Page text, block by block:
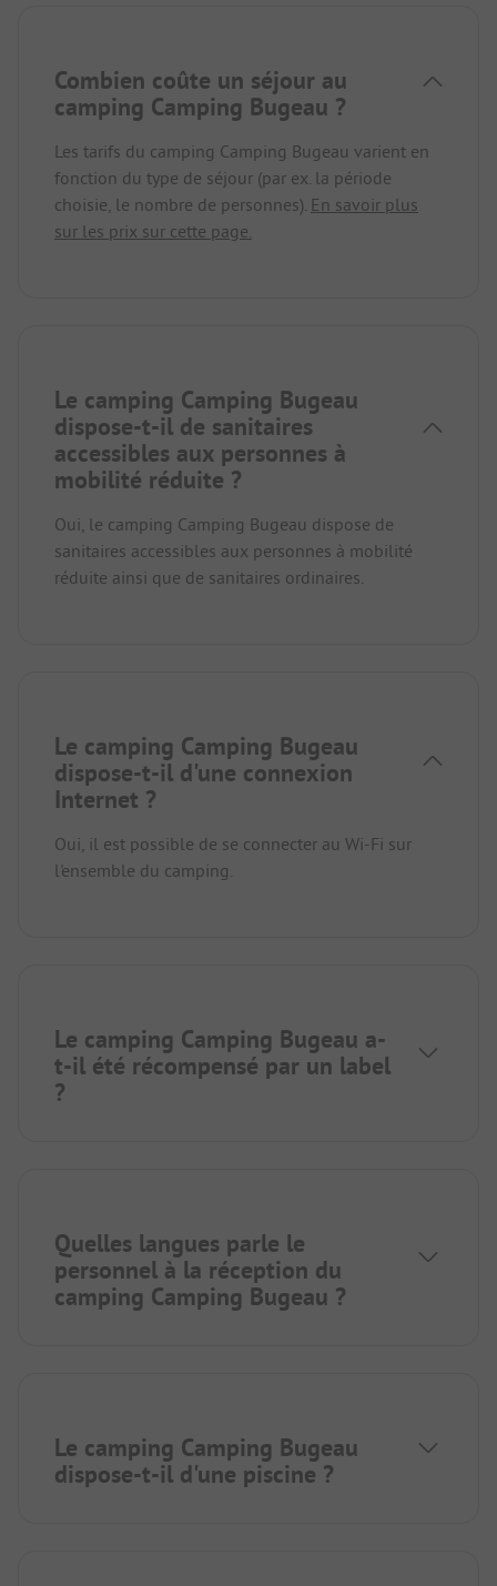
Combien coûte un séjour au
camping Camping Bugeau ?
Les tarifs du camping Camping Bugeau varient en
fonction du type de séjour (par ex. la période
choisie, le nombre de personnes). En savoir plus
sur les prix sur cette page.
Le camping Camping Bugeau
dispose-t-il de sanitaires
accessibles aux personnes à
mobilité réduite ?
Oui, le camping Camping Bugeau dispose de
sanitaires accessibles aux personnes à mobilité
réduite ainsi que de sanitaires ordinaires.
Le camping Camping Bugeau
dispose-t-il d'une connexion
Internet ?
Oui, il est possible de se connecter au Wi-Fi sur
l'ensemble du camping.
Le camping Camping Bugeau a-
t-il été récompensé par un label
?
Quelles langues parle le
personnel à la réception du
camping Camping Bugeau ?
Le camping Camping Bugeau
dispose-t-il d'une piscine ?